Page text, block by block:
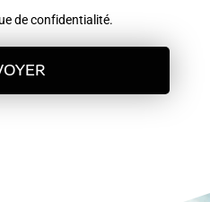
de confidentialité.